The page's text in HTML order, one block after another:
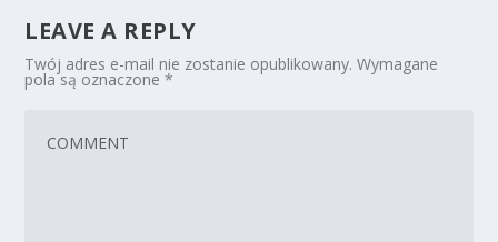
LEAVE A REPLY
Twój adres e-mail nie zostanie opublikowany. Wymagane
pola są oznaczone*